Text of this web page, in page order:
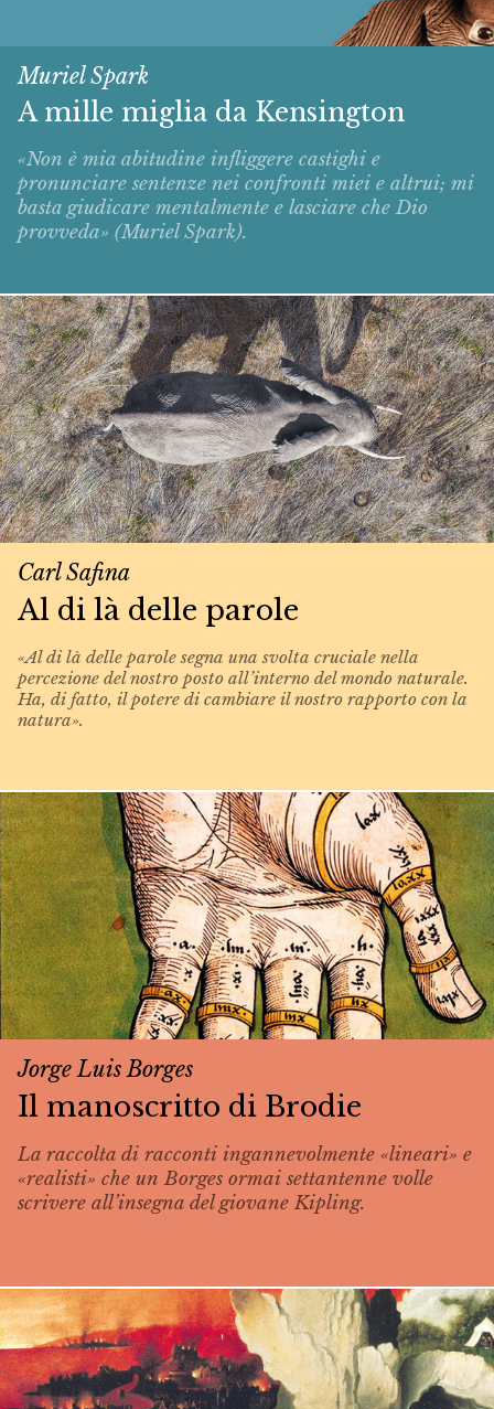
Muriel Spark
A mille miglia da Kensington
«Non è mia abitudine infliggere castighi e
pronunciare sentenze nei confronti miei e altrui; mi
basta giudicare mentalmente e lasciare che Dio
provveda» (Muriel Spark).
Carl Safina
Al di là delle parole
«Al di là delle parole segna una svolta cruciale nella
percezione del nostro posto all’interno del mondo naturale.
Ha, di fatto, il potere di cambiare il nostro rapporto con la
natura».
Jorge Luis Borges
Il manoscritto di Brodie
La raccolta di racconti ingannevolmente «lineari» e
«realisti» che un Borges ormai settantenne volle
scrivere all’insegna del giovane Kipling.